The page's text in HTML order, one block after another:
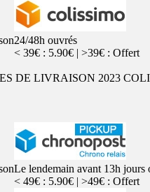
24/48h ouvrés
< 39€ : 5.90€ | >39€ : Offert
DE LIVRAISON 2023
Le lendemain avant 13h jours
< 49€ : 5.90€ | >49€ : Offert